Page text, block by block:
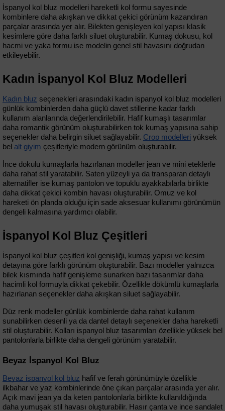
İspanyol kol bluz modelleri hareketli kol formu sayesinde
kombinlere daha akışkan ve dikkat çekici görünüm kazandıran
parçalar arasında yer alır. Bilekten genişleyen kol yapısı klasik
kesimlere göre daha farklı siluet oluşturabilir. Kumaş dokusu, kol
hacmi ve yaka formu ise modelin genel stil havasını doğrudan
etkileyebilir.
Kadın İspanyol Kol Bluz Modelleri
Kadın bluz seçenekleri arasındaki kadın ispanyol kol bluz modelleri
günlük kombinlerden daha güçlü davet stillerine kadar farklı
kullanım alanlarında değerlendirilebilir. Hafif kumaşlı tasarımlar
daha romantik görünüm oluşturabilirken tok kumaş yapısına sahip
seçenekler daha belirgin siluet sağlayabilir. Crop modelleri yüksek
bel alt giyim çeşitleriyle modern görünüm oluşturabilir.
İnce dokulu kumaşlarla hazırlanan modeller jean ve mini eteklerle
daha rahat stil yaratabilir. Saten yüzeyli ya da transparan detaylı
alternatifler ise kumaş pantolon ve topuklu ayakkabılarla birlikte
daha dikkat çekici kombin havası oluşturabilir. Omuz ve kol
hareketi ön planda olduğu için sade aksesuar kullanımı görünümün
dengeli kalmasına yardımcı olabilir.
İspanyol Kol Bluz Çeşitleri
İspanyol kol bluz çeşitleri kol genişliği, kumaş yapısı ve kesim
detayına göre farklı görünüm oluşturabilir. Bazı modeller yalnızca
bilek kısmında hafif genişleme sunarken bazı tasarımlar daha
hacimli kol formuyla dikkat çekebilir. Özellikle dökümlü kumaşlarla
hazırlanan seçenekler daha akışkan siluet sağlayabilir.
Düz renk modeller günlük kombinlerde daha rahat kullanım
sunabilirken desenli ya da dantel detaylı seçenekler daha hareketli
stil oluşturabilir. Kolları ispanyol bluz tasarımları özellikle yüksek bel
pantolonlarla birlikte daha dengeli görünüm yaratabilir.
Beyaz İspanyol Kol Bluz
Beyaz ispanyol kol bluz hafif ve ferah görünümüyle özellikle
ilkbahar ve yaz kombinlerinde öne çıkan parçalar arasında yer alır.
Açık mavi jean ya da keten pantolonlarla birlikte kullanıldığında
daha yumuşak stil havası oluşturabilir. Hasır çanta ve ince sandalet